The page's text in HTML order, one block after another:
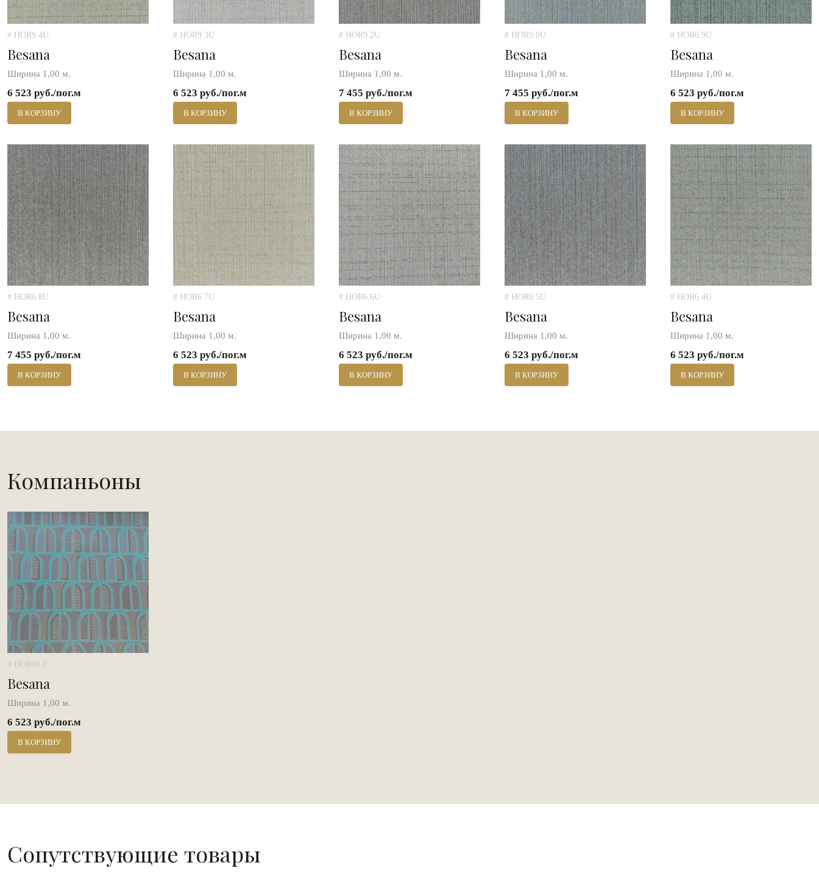
# HOR9.4U
Besana
Ширина 1,00 м.
6 523 руб./пог.м
В КОРЗИНУ
# HOR9.3U
Besana
Ширина 1,00 м.
6 523 руб./пог.м
В КОРЗИНУ
# HOR9.2U
Besana
Ширина 1,00 м.
7 455 руб./пог.м
В КОРЗИНУ
# HOR9.0U
Besana
Ширина 1,00 м.
7 455 руб./пог.м
В КОРЗИНУ
# HOR6.9U
Besana
Ширина 1,00 м.
6 523 руб./пог.м
В КОРЗИНУ
# HOR6.8U
Besana
Ширина 1,00 м.
7 455 руб./пог.м
В КОРЗИНУ
# HOR6.7U
Besana
Ширина 1,00 м.
6 523 руб./пог.м
В КОРЗИНУ
# HOR6.6U
Besana
Ширина 1,00 м.
6 523 руб./пог.м
В КОРЗИНУ
# HOR6.5U
Besana
Ширина 1,00 м.
6 523 руб./пог.м
В КОРЗИНУ
# HOR6.4U
Besana
Ширина 1,00 м.
6 523 руб./пог.м
В КОРЗИНУ
Компаньоны
# HOR16.8
Besana
Ширина 1,00 м.
6 523 руб./пог.м
В КОРЗИНУ
Сопутствующие товары